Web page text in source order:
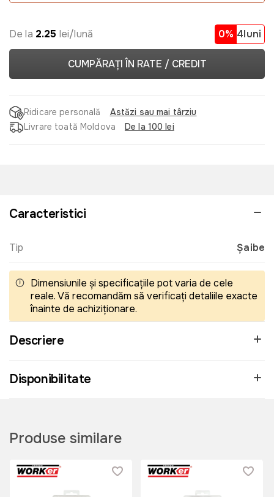
De la 2.25 lei/lună 0% 4luni
CUMPĂRAȚI ÎN RATE / CREDIT
Ridicare personală
Astăzi sau mai târziu
Livrare toată Moldova
De la 100 lei
Caracteristici
Tip Șaibe
Dimensiunile și specificațiile pot varia de cele
reale. Vă recomandăm să verificați detaliile exacte
înainte de achiziționare.
Descriere
Disponibilitate
Produse similare